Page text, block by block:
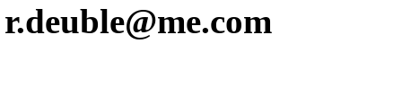
r.deuble@me.com